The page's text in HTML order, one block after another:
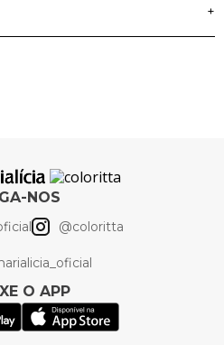
Jeans com Elastano
+
NOS
@coloritta
O APP